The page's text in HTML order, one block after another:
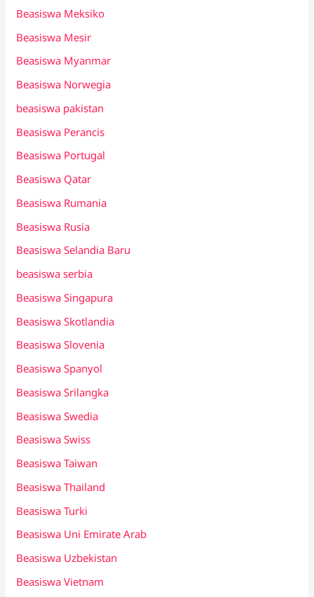
Beasiswa Meksiko
Beasiswa Mesir
Beasiswa Myanmar
Beasiswa Norwegia
beasiswa pakistan
Beasiswa Perancis
Beasiswa Portugal
Beasiswa Qatar
Beasiswa Rumania
Beasiswa Rusia
Beasiswa Selandia Baru
beasiswa serbia
Beasiswa Singapura
Beasiswa Skotlandia
Beasiswa Slovenia
Beasiswa Spanyol
Beasiswa Srilangka
Beasiswa Swedia
Beasiswa Swiss
Beasiswa Taiwan
Beasiswa Thailand
Beasiswa Turki
Beasiswa Uni Emirate Arab
Beasiswa Uzbekistan
Beasiswa Vietnam